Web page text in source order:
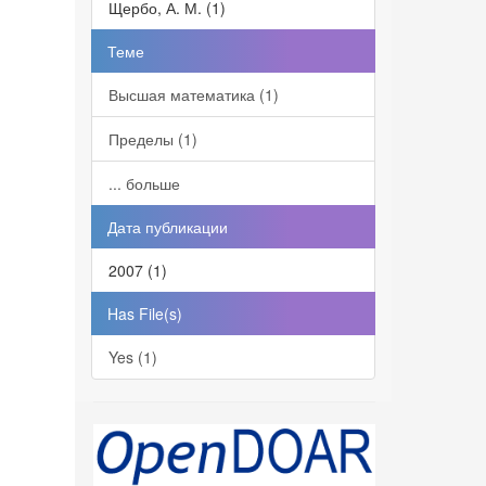
Щербо, А. М. (1)
Теме
Высшая математика (1)
Пределы (1)
... больше
Дата публикации
2007 (1)
Has File(s)
Yes (1)